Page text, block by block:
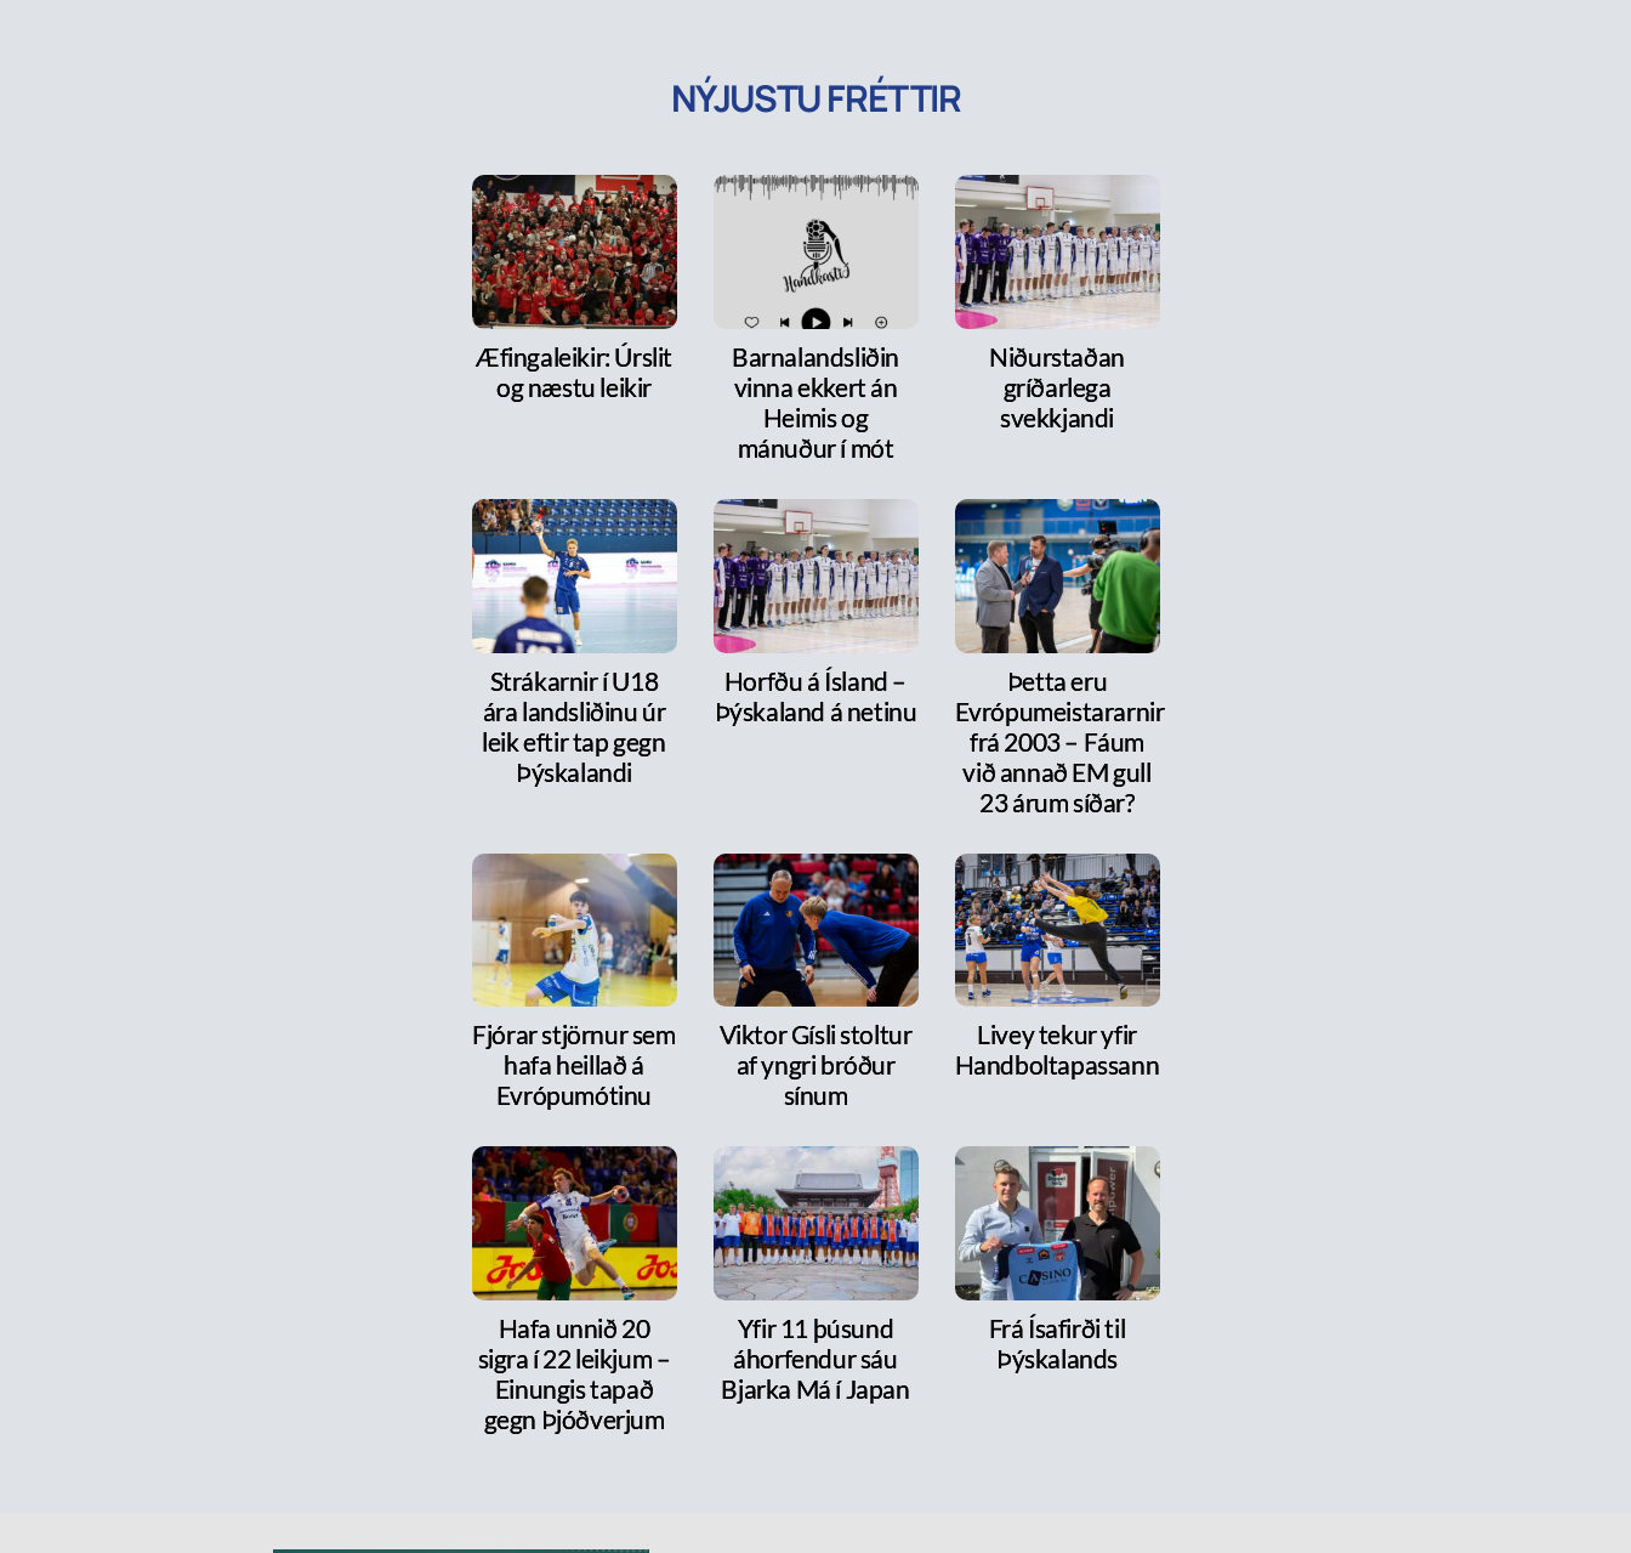
NÝJUSTU FRÉTTIR
Æfingaleikir: Úrslit
og næstu leikir
Barnalandsliðin
vinna ekkert án
Heimis og
mánuður í mót
Niðurstaðan
gríðarlega
svekkjandi
Strákarnir í U18
ára landsliðinu úr
leik eftir tap gegn
Þýskalandi
Horfðu á Ísland –
Þýskaland á netinu
Þetta eru
Evrópumeistararnir
frá 2003 – Fáum
við annað EM gull
23 árum síðar?
Fjórar stjörnur sem
hafa heillað á
Evrópumótinu
Viktor Gísli stoltur
af yngri bróður
sínum
Livey tekur yfir
Handboltapassann
Hafa unnið 20
sigra í 22 leikjum –
Einungis tapað
gegn Þjóðverjum
Yfir 11 þúsund
áhorfendur sáu
Bjarka Má í Japan
Frá Ísafirði til
Þýskalands